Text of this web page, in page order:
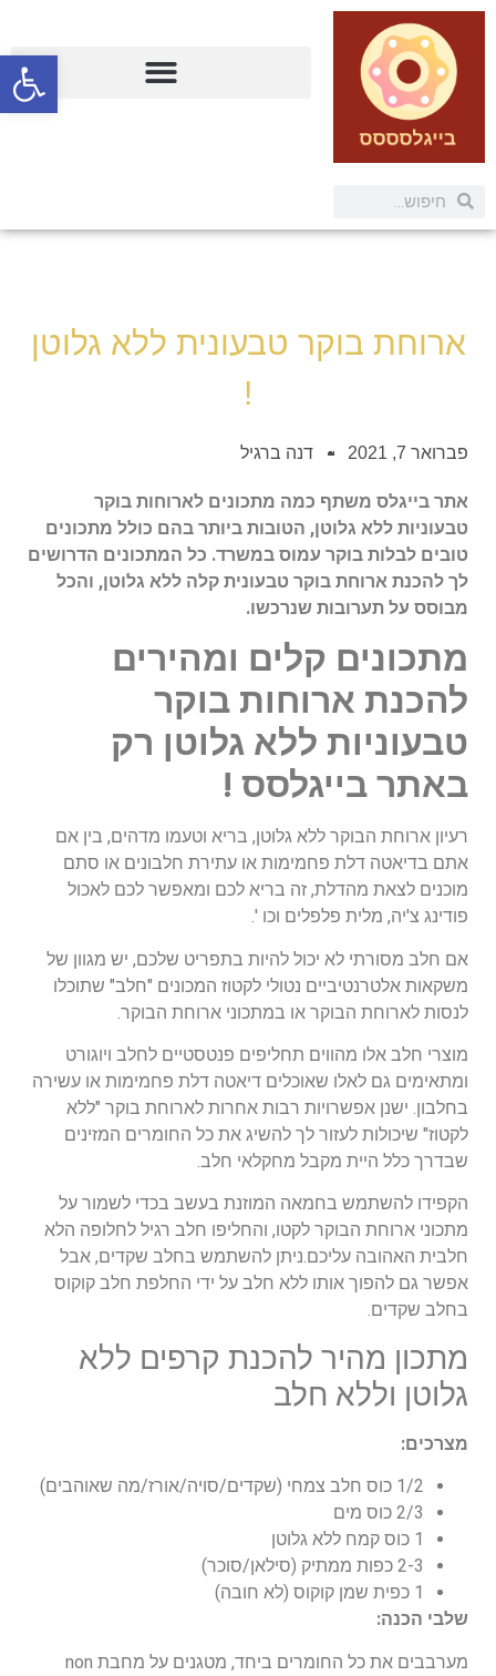
ארוחת בוקר טבעונית ללא גלוטן
!
פברואר 7, 2021 דנה ברגיל
אתר בייגלס משתף כמה מתכונים לארוחות בוקר
טבעוניות ללא גלוטן, הטובות ביותר בהם כולל מתכונים
טובים לבלות בוקר עמוס במשרד. כל המתכונים הדרושים
לך להכנת ארוחת בוקר טבעונית קלה ללא גלוטן, והכל
מבוסס על תערובות שנרכשו.
מתכונים קלים ומהירים
להכנת ארוחות בוקר
טבעוניות ללא גלוטן רק
באתר בייגלסס !
רעיון ארוחת הבוקר ללא גלוטן, בריא וטעמו מדהים, בין אם
אתם בדיאטה דלת פחמימות או עתירת חלבונים או סתם
מוכנים לצאת מהדלת, זה בריא לכם ומאפשר לכם לאכול
פודינג צ'יה, מלית פלפלים וכו '.
אם חלב מסורתי לא יכול להיות בתפריט שלכם, יש מגוון של
משקאות אלטרנטיביים נטולי לקטוז המכונים "חלב" שתוכלו
לנסות לארוחת הבוקר או במתכוני ארוחת הבוקר.
מוצרי חלב אלו מהווים תחליפים פנטסטיים לחלב ויוגורט
ומתאימים גם לאלו שאוכלים דיאטה דלת פחמימות או עשירה
בחלבון. ישנן אפשרויות רבות אחרות לארוחת בוקר "ללא
לקטוז" שיכולות לעזור לך להשיג את כל החומרים המזינים
שבדרך כלל היית מקבל מחקלאי חלב.
הקפידו להשתמש בחמאה המוזנת בעשב בכדי לשמור על
מתכוני ארוחת הבוקר לקטו, והחליפו חלב רגיל לחלופה הלא
חלבית האהובה עליכם.ניתן להשתמש בחלב שקדים, אבל
אפשר גם להפוך אותו ללא חלב על ידי החלפת חלב קוקוס
בחלב שקדים.
מתכון מהיר להכנת קרפים ללא
גלוטן וללא חלב
מצרכים:
1/2 כוס חלב צמחי (שקדים/סויה/אורז/מה שאוהבים)
2/3 כוס מים
1 כוס קמח ללא גלוטן
2-3 כפות ממתיק (סילאן/סוכר)
1 כפית שמן קוקוס (לא חובה)
שלבי הכנה:
מערבבים את כל החומרים ביחד, מטגנים על מחבת non